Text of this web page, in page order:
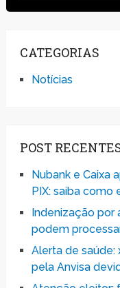
CATEGORIAS
Notícias
POST
Nubank e Caixa
PIX: saiba
Indenização
podem
Alerta de saúde:
pela Anvisa